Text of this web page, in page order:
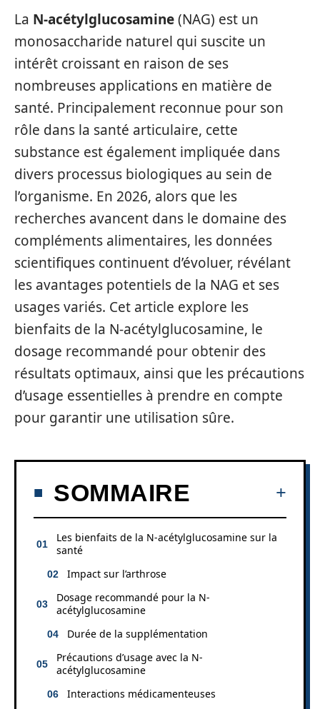
La N-acétylglucosamine(NAG) est un
monosaccharide naturel qui suscite un
intérêt croissant en raison de ses
nombreuses applications en matière de
santé. Principalement reconnue pour son
rôle dans la santé articulaire, cette
substance est également impliquée dans
divers processus biologiques au sein de
l’organisme. En 2026, alors que les
recherches avancent dans le domaine des
compléments alimentaires, les données
scientifiques continuent d’évoluer, révélant
les avantages potentiels de la NAG et ses
usages variés. Cet article explore les
bienfaits de la N-acétylglucosamine, le
dosage recommandé pour obtenir des
résultats optimaux, ainsi que les précautions
d’usage essentielles à prendre en compte
pour garantir une utilisation sûre.
SOMMAIRE
Les bienfaits de la N-acétylglucosamine sur la
santé
Impact sur l’arthrose
Dosage recommandé pour la N-
acétylglucosamine
Durée de la supplémentation
Précautions d’usage avec la N-
acétylglucosamine
Interactions médicamenteuses